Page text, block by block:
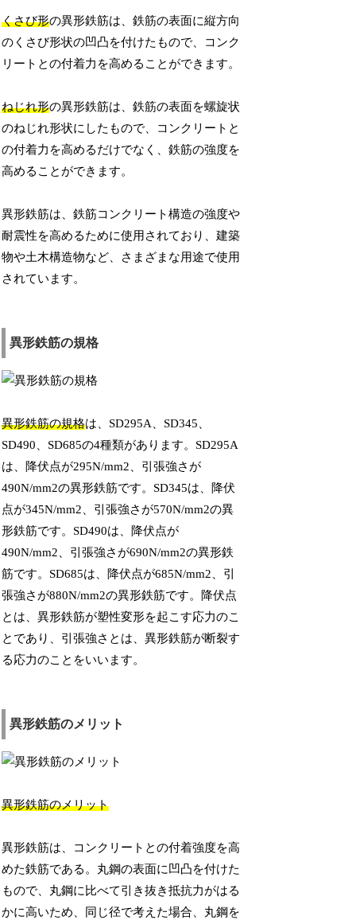
くさび形の異形鉄筋は、鉄筋の表面に縦方向
のくさび形状の凹凸を付けたもので、コンク
リートとの付着力を高めることができます。
ねじれ形の異形鉄筋は、鉄筋の表面を螺旋状
のねじれ形状にしたもので、コンクリートと
の付着力を高めるだけでなく、鉄筋の強度を
高めることができます。
異形鉄筋は、鉄筋コンクリート構造の強度や
耐震性を高めるために使用されており、建築
物や土木構造物など、さまざまな用途で使用
されています。
異形鉄筋の規格
異形鉄筋の規格は、SD295A、SD345、
SD490、SD685の4種類があります。SD295A
は、降伏点が295N/mm2、引張強さが
490N/mm2の異形鉄筋です。SD345は、降伏
点が345N/mm2、引張強さが570N/mm2の異
形鉄筋です。SD490は、降伏点が
490N/mm2、引張強さが690N/mm2の異形鉄
筋です。SD685は、降伏点が685N/mm2、引
張強さが880N/mm2の異形鉄筋です。降伏点
とは、異形鉄筋が塑性変形を起こす応力のこ
とであり、引張強さとは、異形鉄筋が断裂す
る応力のことをいいます。
異形鉄筋のメリット
異形鉄筋のメリット
異形鉄筋は、コンクリートとの付着強度を高
めた鉄筋である。丸鋼の表面に凹凸を付けた
もので、丸鋼に比べて引き抜き抵抗力がはる
かに高いため、同じ径で考えた場合、丸鋼を